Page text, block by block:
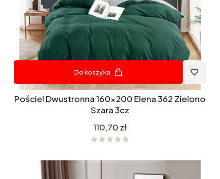
Do koszyka
Pościel Dwustronna 160x200 Elena 362 Zielono
Szara 3cz
Cena
110,70 zł